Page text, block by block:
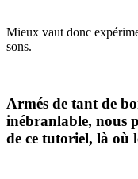
Mieux vaut donc
sons.
Armés de tant de
inébranlable, nous
de ce tutoriel, là où